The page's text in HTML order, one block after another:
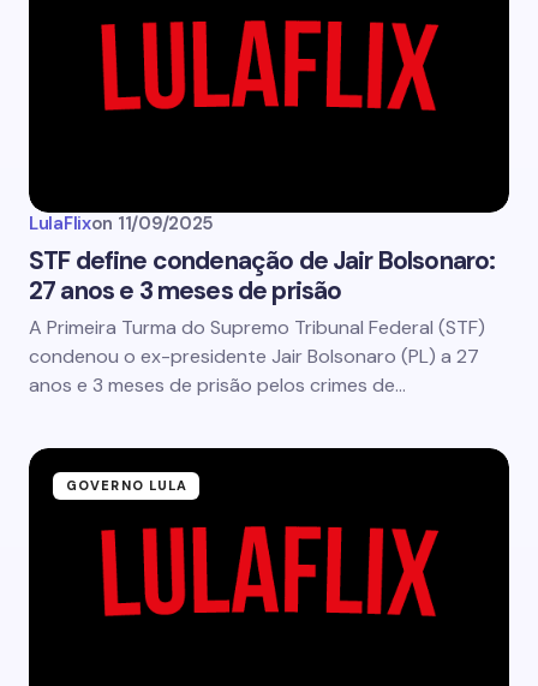
LulaFlixon 11/09/2025
STF define condenação de Jair Bolsonaro:
27 anos e 3 meses de prisão
A Primeira Turma do Supremo Tribunal Federal (STF)
condenou o ex-presidente Jair Bolsonaro (PL) a 27
anos e 3 meses de prisão pelos crimes de…
GOVERNO LULA